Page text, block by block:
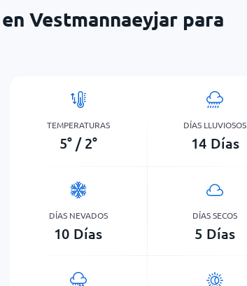
Vestmannaeyjar para
TEMPERATURAS
5° / 2°
DÍAS LLUVIOSOS
14 Días
DÍAS NEVADOS
10 Días
DÍAS SECOS
5 Días